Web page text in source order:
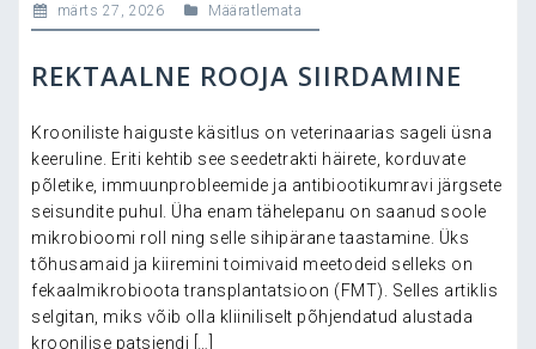
märts 27, 2026 Määratlemata
REKTAALNE ROOJA SIIRDAMINE
Krooniliste haiguste käsitlus on veterinaarias sageli üsna
keeruline. Eriti kehtib see seedetrakti häirete, korduvate
põletike, immuunprobleemide ja antibiootikumravi järgsete
seisundite puhul. Üha enam tähelepanu on saanud soole
mikrobioomi roll ning selle sihipärane taastamine. Üks
tõhusamaid ja kiiremini toimivaid meetodeid selleks on
fekaalmikrobioota transplantatsioon (FMT). Selles artiklis
selgitan, miks võib olla kliiniliselt põhjendatud alustada
kroonilise patsiendi […]